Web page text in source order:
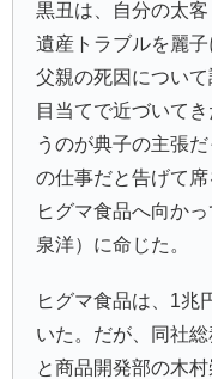
黒丑は、自分の太
遺産トラブルを麗
父親の死因につい
目当てで近づいて
うのが典子の主張
の仕事だと告げて
ヒグマ食品へ向か
泉洋）に命じた。
ヒグマ食品は、1兆
いた。だが、同社
と商品開発部の木